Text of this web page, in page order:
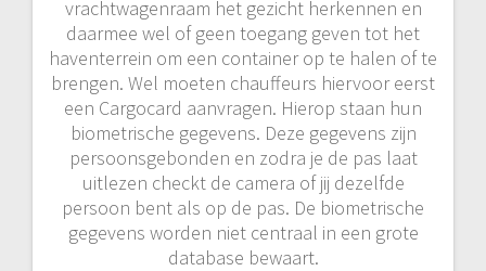
vrachtwagenraam het gezicht herkennen en
daarmee wel of geen toegang geven tot het
haventerrein om een container op te halen of te
brengen. Wel moeten chauffeurs hiervoor eerst
een Cargocard aanvragen. Hierop staan hun
biometrische gegevens. Deze gegevens zijn
persoonsgebonden en zodra je de pas laat
uitlezen checkt de camera of jij dezelfde
persoon bent als op de pas. De biometrische
gegevens worden niet centraal in een grote
database bewaart.